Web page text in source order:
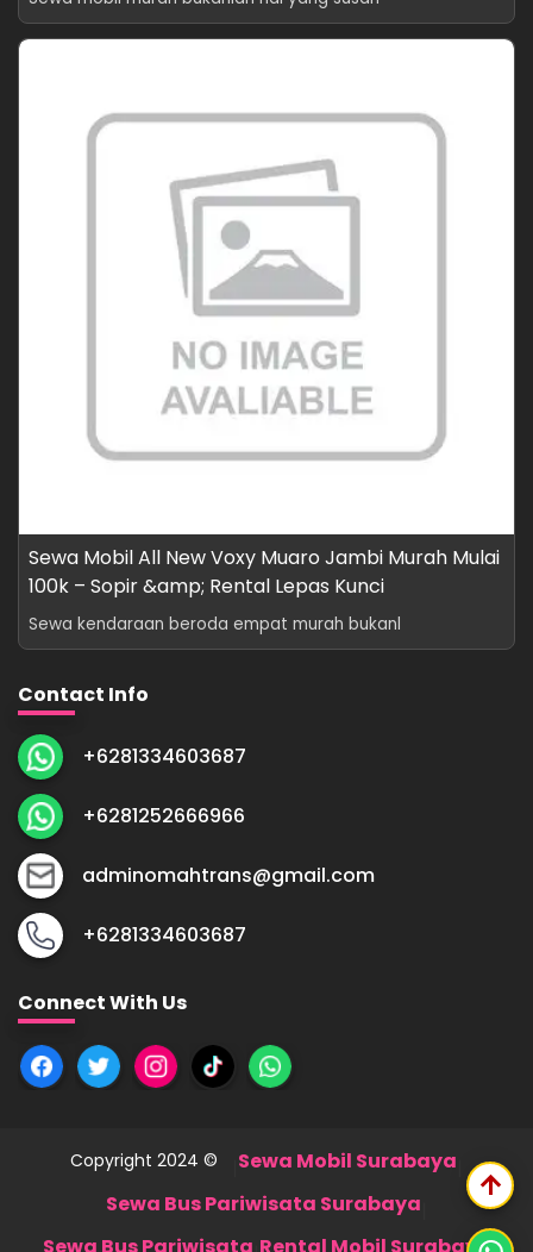
Sewa Mobil All New Voxy Muaro Jambi Murah Mulai
100k – Sopir &amp; Rental Lepas Kunci
Sewa kendaraan beroda empat murah bukanl
Contact Info
+6281334603687
+6281252666966
adminomahtrans@gmail.com
+6281334603687
Connect With Us
arrow_upward
Copyright 2024 © Sewa Mobil Surabaya
Sewa Bus Pariwisata Surabaya
Sewa Bus Pariwisata Rental Mobil Surabaya